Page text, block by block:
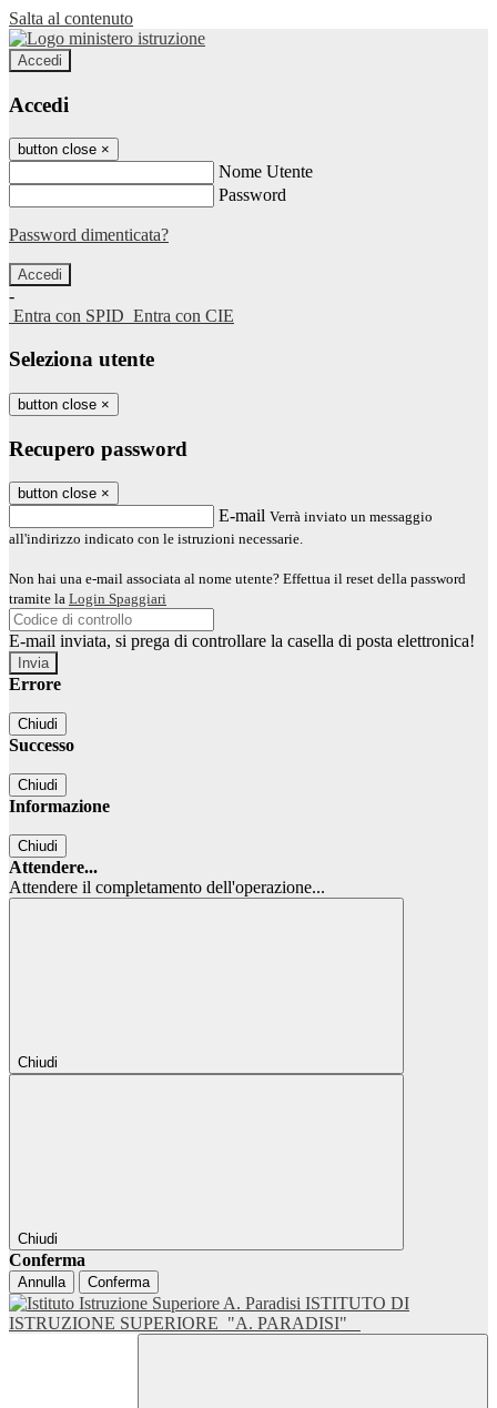
Salta al contenuto
Accedi
Accedi
button close ×
Nome Utente
Password
Password dimenticata?
-
Entra con SPID Entra con CIE
Seleziona utente
button close ×
Recupero password
button close ×
E-mail Verrà inviato un messaggio
all'indirizzo indicato con le istruzioni necessarie.
Non hai una e-mail associata al nome utente? Effettua il reset della password
tramite la Login Spaggiari
E-mail inviata, si prega di controllare la casella di posta elettronica!
Errore
Chiudi
Successo
Chiudi
Informazione
Chiudi
Attendere...
Attendere il completamento dell'operazione...
Chiudi
Chiudi
Conferma
Annulla Conferma
ISTITUTO DI
ISTRUZIONE SUPERIORE "A. PARADISI"